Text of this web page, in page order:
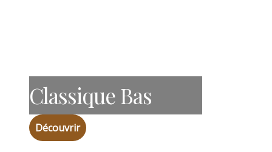
Classique Bas
Découvrir